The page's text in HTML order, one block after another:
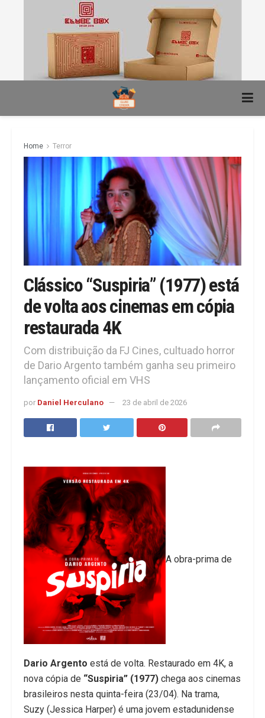
Home Terror
Clássico “Suspiria” (1977) está
de volta aos cinemas em cópia
restaurada 4K
Com distribuição da FJ Cines, cultuado horror
de Dario Argento também ganha seu primeiro
lançamento oficial em VHS​
por Daniel Herculano 23 de abril de 2026
A obra-prima de
Dario Argento está de volta. Restaurado em 4K, a
nova cópia de “Suspiria” (1977) chega aos cinemas
brasileiros nesta quinta-feira (23/04). Na trama,
Suzy​ (Jessica Harper) é uma jovem estadunidense